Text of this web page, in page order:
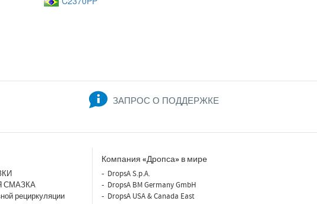
ЗАПРОС О ПОДДЕРЖКЕ
СМАЗКА
рециркуляции
Компания «Дропса» в мире
DropsA S.p.A.
DropsA BM Germany GmbH
DropsA USA & Canada East